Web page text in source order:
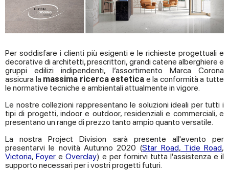
Per soddisfare i clienti più esigenti e le richieste progettuali e
decorative di architetti, prescrittori, grandi catene alberghiere e
gruppi edilizi indipendenti, l’assortimento Marca Corona
assicura la massima ricerca estetica e la conformità a tutte
le normative tecniche e ambientali attualmente in vigore.
Le nostre collezioni rappresentano le soluzioni ideali per tutti i
tipi di progetti, indoor e outdoor, residenziali e commerciali, e
presentano un range di prezzo tanto ampio quanto versatile.
La nostra Project Division sarà presente all'evento per
presentarvi le novità Autunno 2020 (Star Road,Tide Road,
Victoria, Foyer e Overclay) e per fornirvi tutta l'assistenza e il
supporto necessari per i vostri progetti futuri.